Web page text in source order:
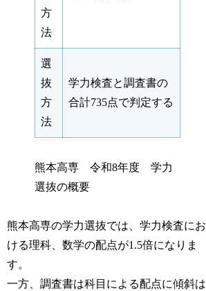
方
法
選
抜
方
法
学力検査と調査書の
合計735点で判定する
熊本高専 令和8年度 学力
選抜の概要
熊本高専の学力選抜では、学力検査にお
ける理科、数学の配点が1.5倍になりま
す。
一方、調査書は科目による配点に傾斜は